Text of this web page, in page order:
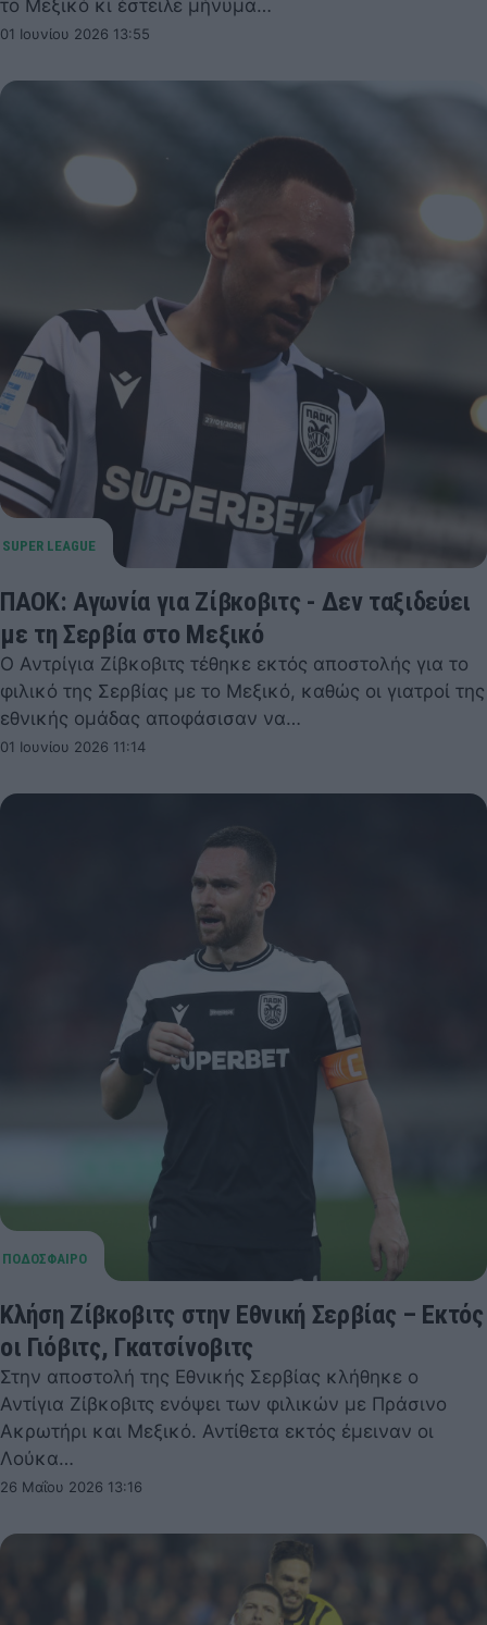
το Μεξικό κι έστειλε μήνυμα…
01 Ιουνίου 2026 13:55
ΠΑΟΚ: Αγωνία για Ζίβκοβιτς - Δεν ταξιδεύει
με τη Σερβία στο Μεξικό
Ο Αντρίγια Ζίβκοβιτς τέθηκε εκτός αποστολής για το
φιλικό της Σερβίας με το Μεξικό, καθώς οι γιατροί της
εθνικής ομάδας αποφάσισαν να…
01 Ιουνίου 2026 11:14
Κλήση Ζίβκοβιτς στην Εθνική Σερβίας – Εκτός
οι Γιόβιτς, Γκατσίνοβιτς
Στην αποστολή της Εθνικής Σερβίας κλήθηκε ο
Αντίγια Ζίβκοβιτς ενόψει των φιλικών με Πράσινο
Ακρωτήρι και Μεξικό. Αντίθετα εκτός έμειναν οι
Λούκα…
26 Μαΐου 2026 13:16